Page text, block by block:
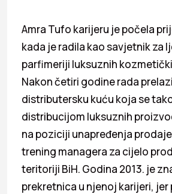
Amra Tufo karijeru je počela
kada je radila kao savjetnik za
parfimeriji luksuznih
Nakon četiri godine rada
distributersku kuću koja se
distribucijom luksuznih
na poziciji unapređenja
trening managera za cijelo
teritoriji BiH. Godina 2013. je
prekretnica u njenoj karijeri,